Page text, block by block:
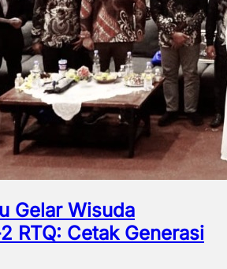
Gelar Wisuda
RTQ: Cetak Generasi